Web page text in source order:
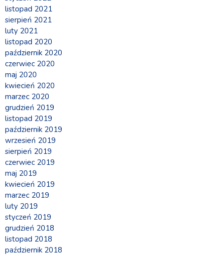
listopad 2021
sierpień 2021
luty 2021
listopad 2020
październik 2020
czerwiec 2020
maj 2020
kwiecień 2020
marzec 2020
grudzień 2019
listopad 2019
październik 2019
wrzesień 2019
sierpień 2019
czerwiec 2019
maj 2019
kwiecień 2019
marzec 2019
luty 2019
styczeń 2019
grudzień 2018
listopad 2018
październik 2018